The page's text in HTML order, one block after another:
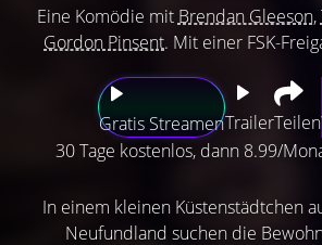
Eine Komödie mit Brendan Gleeson,
Gordon Pinsent. Mit einer FSK-
Gratis StreamenTrailerTeilen
30 Tage kostenlos, dann 8.99/
In einem kleinen Küstenstädtchen
Neufundland suchen die